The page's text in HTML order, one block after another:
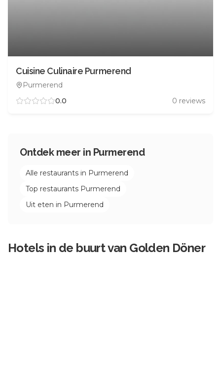
Cuisine Culinaire Purmerend
Purmerend
0.0
0 reviews
Ontdek meer in Purmerend
Alle restaurants in Purmerend
Top restaurants Purmerend
Uit eten in Purmerend
Hotels in de buurt van Golden Döner